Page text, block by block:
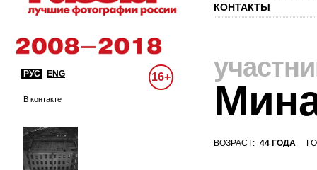
КОНТАКТЫ
РУС ENG 16+
В контакте
ВОЗРАСТ: 44 ГОДА